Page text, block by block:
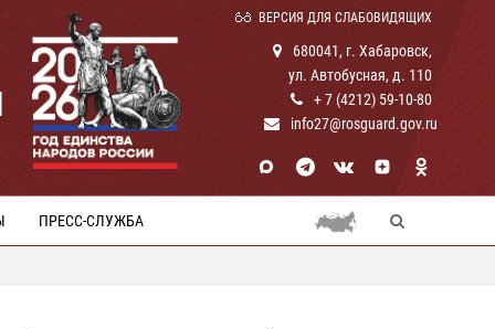
ВЕРСИЯ ДЛЯ СЛАБОВИДЯЩИХ
680041, г. Хабаровск,
ул. Автобусная, д. 110
+ 7 (4212) 59-10-80
info27@rosguard.gov.ru
ПРЕСС-СЛУЖБА